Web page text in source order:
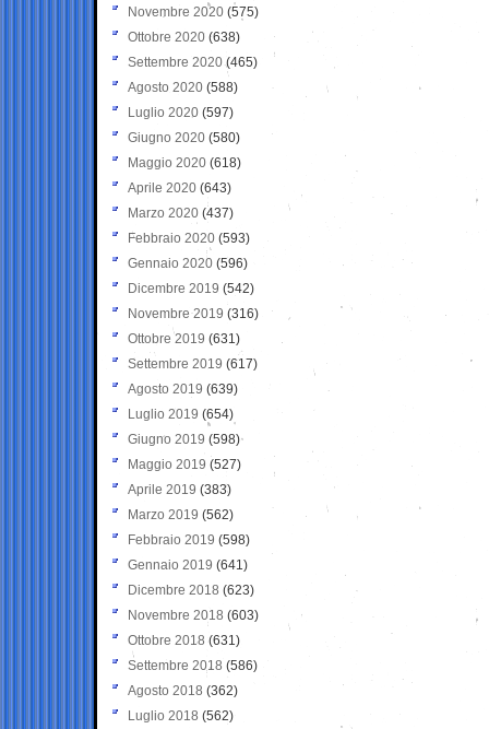
Novembre 2020 (575)
Ottobre 2020 (638)
Settembre 2020(465)
Agosto 2020 (588)
Luglio 2020 (597)
Giugno 2020 (580)
Maggio 2020 (618)
Aprile 2020 (643)
Marzo 2020 (437)
Febbraio 2020 (593)
Gennaio 2020 (596)
Dicembre 2019 (542)
Novembre 2019 (316)
Ottobre 2019 (631)
Settembre 2019 (617)
Agosto 2019 (639)
Luglio 2019 (654)
Giugno 2019 (598)
Maggio 2019 (527)
Aprile 2019 (383)
Marzo 2019 (562)
Febbraio 2019 (598)
Gennaio 2019 (641)
Dicembre 2018 (623)
Novembre 2018 (603)
Ottobre 2018 (631)
Settembre 2018 (586)
Agosto 2018 (362)
Luglio 2018 (562)